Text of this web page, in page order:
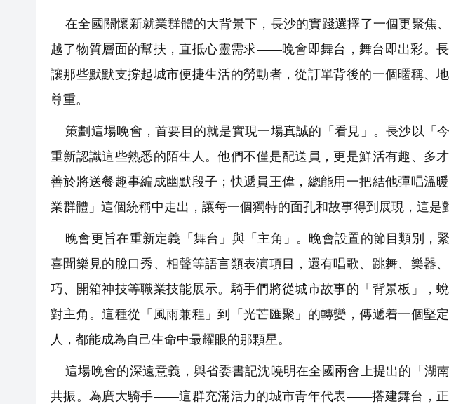
在全國關懷新就業群體的大背景下，長沙的實踐選擇了一個更聚焦
越了物質層面的幫扶，直抵心靈需求——晚會即舞台，舞台即出彩。
讓那些默默支撐起城市便捷生活的勞動者，從訂單背後的一個暱稱、
尊重。
策劃這場晚會，首要目的就是實現一場真誠的「看見」。長沙以「
重新認識這些熟悉的陌生人。他們不僅是配送員，更是鮮活有趣、多
善於將送餐趣事編成幽默段子；快遞員王偉，總能用一把結他彈唱溫
業群體」這個統稱中走出，讓每一個獨特的面孔和故事得到展現，這是
晚會更旨在重新定義「舞台」與「主角」。晚會設置的節目類別，
喜聞樂見的脫口秀、相聲等語言類表演項目，還有唱歌、跳舞、樂器
巧、開箱神技等職業技能展示。騎手們將從城市故事的「背景板」，
對主角。這種從「風雨兼程」到「光芒匯聚」的轉變，傳遞着一個堅
人，都能成為自己生命中最耀眼的那顆星。
這場晚會的深遠意義，與省委書記沈曉明在全國兩會上提出的「湖
共振。為廣大騎手——這群充滿活力的城市青年代表——搭建舞台，正